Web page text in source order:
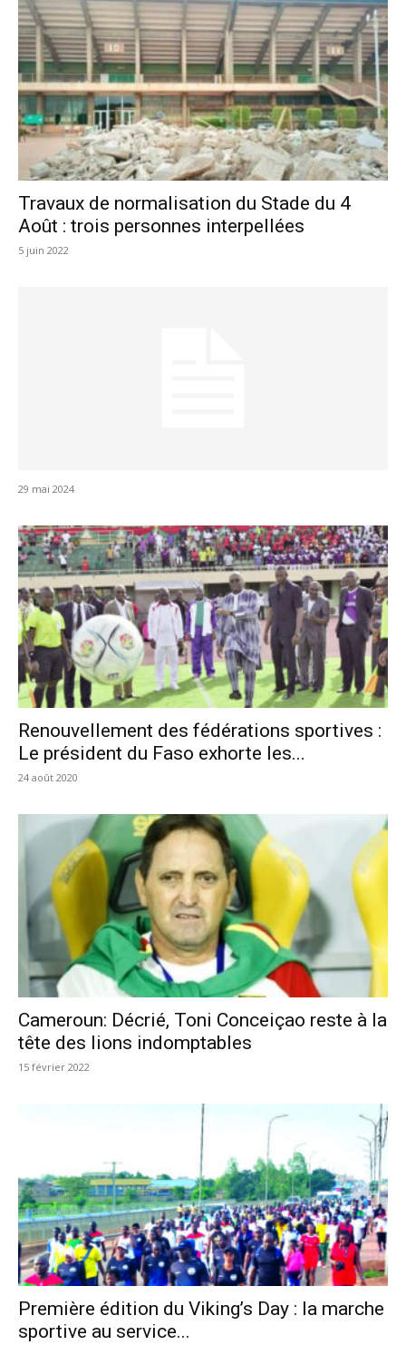
Travaux de normalisation du Stade du 4
Août : trois personnes interpellées
5 juin 2022
29 mai 2024
Renouvellement des fédérations sportives :
Le président du Faso exhorte les...
24 août 2020
Cameroun: Décrié, Toni Conceiçao reste à la
tête des lions indomptables
15 février 2022
Première édition du Viking’s Day : la marche
sportive au service...